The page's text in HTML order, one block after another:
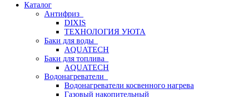
Каталог
Антифриз
DIXIS
ТЕХНОЛОГИЯ УЮТА
Баки для воды
AQUATECH
Баки для топлива
AQUATECH
Водонагреватели
Водонагреватели косвенного нагрева
Газовый накопительный